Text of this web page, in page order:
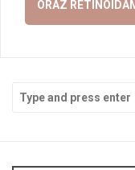
ORAZ
for: